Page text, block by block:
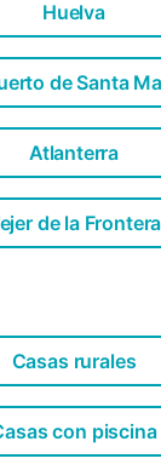
Huelva
de Santa
Atlanterra
de la Frontera
Casas rurales
con piscina